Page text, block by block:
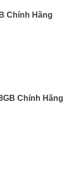
Chính Hãng
Chính Hãng